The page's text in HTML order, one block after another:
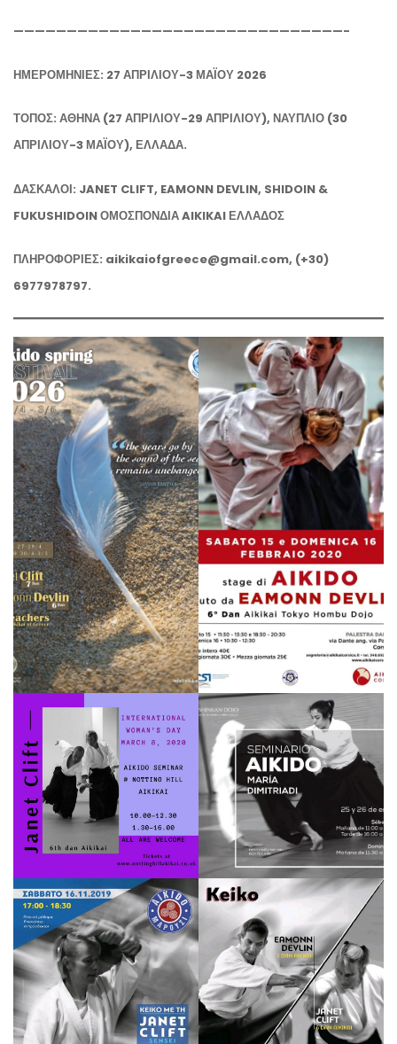
———————————————————————————————-
ΗΜΕΡΟΜΗΝΙΕΣ: 27 ΑΠΡΙΛΙΟΥ-3 ΜΑΪΟΥ 2026
ΤΟΠΟΣ: ΑΘΗΝΑ (27 ΑΠΡΙΛΙΟΥ-29 ΑΠΡΙΛΙΟΥ), ΝΑΥΠΛΙΟ (30
ΑΠΡΙΛΙΟΥ-3 ΜΑΪΟΥ), ΕΛΛΑΔΑ.
ΔΑΣΚΑΛΟΙ: JANET CLIFT, EAMONN DEVLIN, SHIDOIN &
FUKUSHIDOIN ΟΜΟΣΠΟΝΔΙΑ AIKIKAI ΕΛΛΑΔΟΣ
ΠΛΗΡΟΦΟΡΙΕΣ: aikikaiofgreece@gmail.com, (+30)
6977978797.